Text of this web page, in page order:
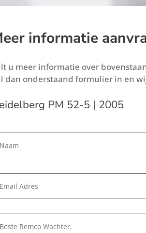
informatie
u meer informatie over
dan onderstaand formulier in en
PM 52-5 | 2005